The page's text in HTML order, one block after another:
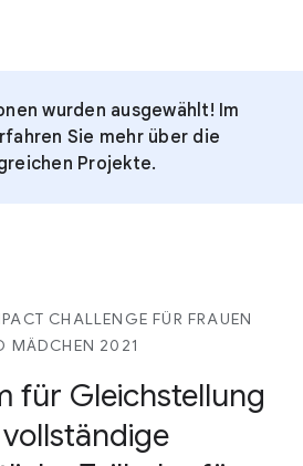
wurden ausgewählt! Im
Sie mehr über die
Projekte.
CHALLENGE FÜR FRAUEN
MÄDCHEN 2021
für Gleichstellung